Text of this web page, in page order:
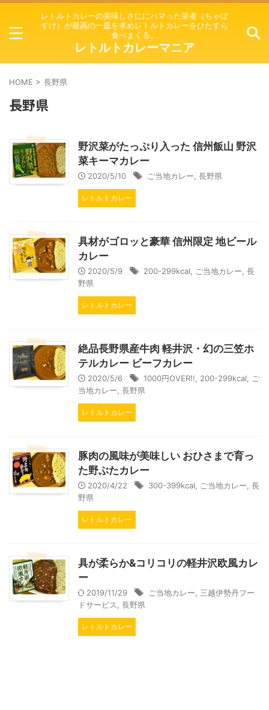
レトルトカレーの美味しさににハマった筆者（ちゃぼ
すけ）が最高の一皿を求めレトルトカレーをひたすら
食べまくる。
レトルトカレーマニア
HOME > 長野県
長野県
野沢菜がたっぷり入った 信州飯山 野沢
菜キーマカレー
2020/5/10 ご当地カレー 長野県
レトルトカレー
具材がゴロッと豪華 信州限定 地ビール
カレー
2020/5/9 200-299kcal ご当地カレー 長
野県
レトルトカレー
絶品長野県産牛肉 軽井沢・幻の三笠ホ
テルカレー ビーフカレー
2020/5/6 1000円OVER!! 200-299kcal
ご
当地カレー 長野県
レトルトカレー
豚肉の風味が美味しい おひさまで育っ
た野ぶたカレー
2020/4/22 300-399kcal ご当地カレー 長
野県
レトルトカレー
具が柔らか&コリコリの軽井沢欧風カレ
ー
2019/11/29 ご当地カレー
三越伊勢丹フー
ドサービス
長野県
レトルトカレー